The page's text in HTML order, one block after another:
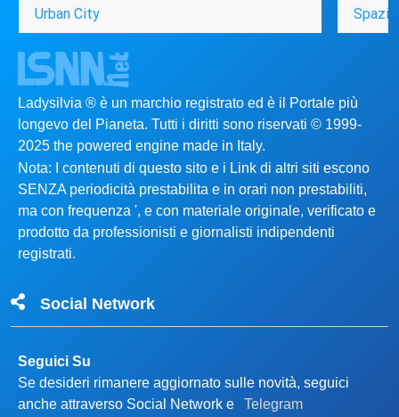
Urban City Spazio
Ladysilvia ® è un marchio registrato ed è il Portale più
longevo del Pianeta. Tutti i diritti sono riservati © 1999-
2025 the powered engine made in Italy.
Nota: I contenuti di questo sito e i Link di altri siti escono
SENZA periodicità prestabilita e in orari non prestabiliti,
ma con frequenza ', e con materiale originale, verificato e
prodotto da professionisti e giornalisti indipendenti
registrati.
Social Network
Seguici Su
Se desideri rimanere aggiornato sulle novità, seguici
anche attraverso Social Network e
Telegram